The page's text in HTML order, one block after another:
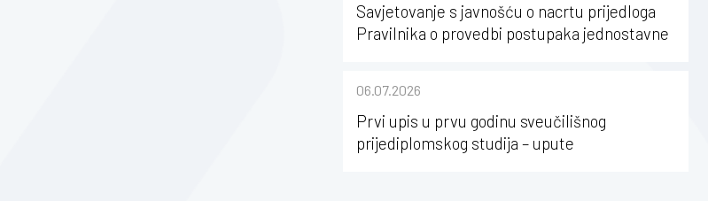
Savjetovanje s javnošću o nacrtu prijedloga
Pravilnika o provedbi postupaka jednostavne
Strossmayera u Osijeku
06.07.2026
Prvi upis u prvu godinu sveučilišnog
prijediplomskog studija – upute